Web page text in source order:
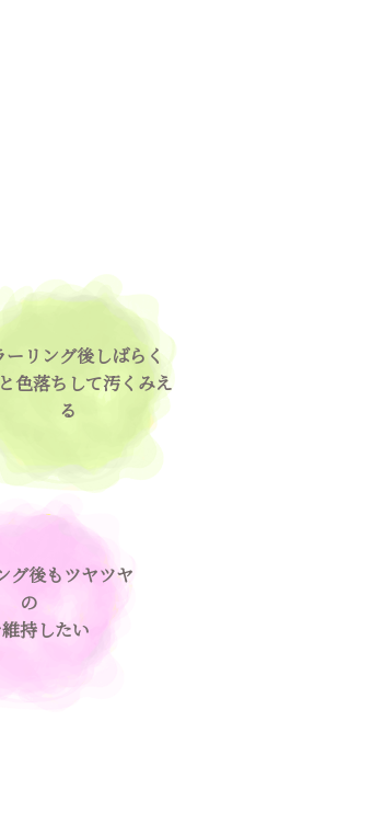
ーリング後しばらく
色落ちして汚くみえ
る
グ後もツヤツヤ
の
持したい